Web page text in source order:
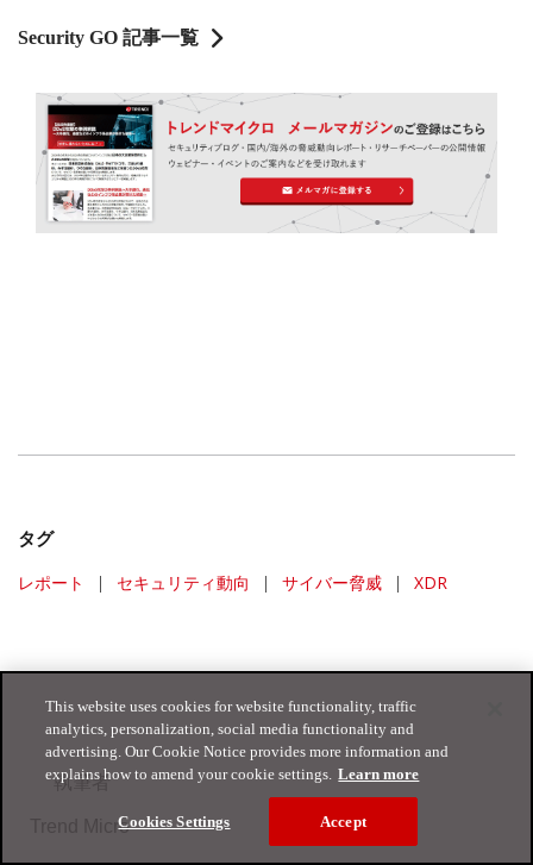
Security GO 記事一覧
タグ
レポート | セキュリティ動向 | サイバー脅威 | XDR
執筆者
Trend Micro
This website uses cookies for website functionality, traffic
analytics, personalization, social media functionality and
advertising. Our Cookie Notice provides more information and
explains how to amend your cookie settings. Learn more
Cookies Settings Accept